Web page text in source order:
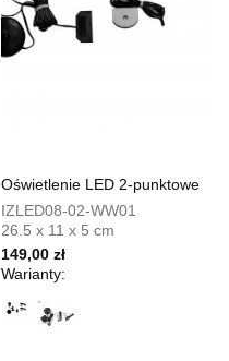
Oświetlenie LED 2-punktowe
IZLED08-02-WW01
26.5 x 11 x 5 cm
149,00 zł
Warianty: